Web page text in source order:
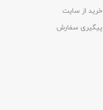
خرید از سایت
پیگیری سفارش